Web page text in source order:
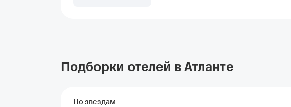
Подборки отелей в Атланте
По звездам